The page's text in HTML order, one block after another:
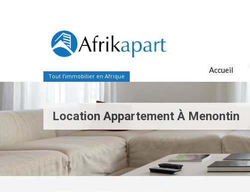
Tout l’immobilier en Afrique
Accueil
Location Appartement À Menontin